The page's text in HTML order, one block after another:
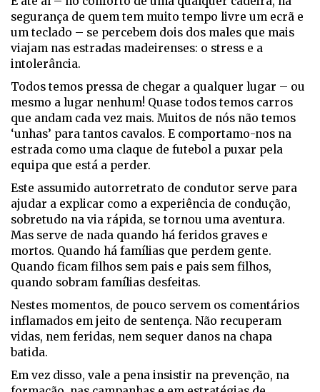
segurança de quem tem muito tempo livre um ecrã e
um teclado – se percebem dois dos males que mais
viajam nas estradas madeirenses: o stress e a
intolerância.
Todos temos pressa de chegar a qualquer lugar – ou
mesmo a lugar nenhum! Quase todos temos carros
que andam cada vez mais. Muitos de nós não temos
‘unhas’ para tantos cavalos. E comportamo-nos na
estrada como uma claque de futebol a puxar pela
equipa que está a perder.
Este assumido autorretrato de condutor serve para
ajudar a explicar como a experiência de condução,
sobretudo na via rápida, se tornou uma aventura.
Mas serve de nada quando há feridos graves e
mortos. Quando há famílias que perdem gente.
Quando ficam filhos sem pais e pais sem filhos,
quando sobram famílias desfeitas.
Nestes momentos, de pouco servem os comentários
inflamados em jeito de sentença. Não recuperam
vidas, nem feridas, nem sequer danos na chapa
batida.
Em vez disso, vale a pena insistir na prevenção, na